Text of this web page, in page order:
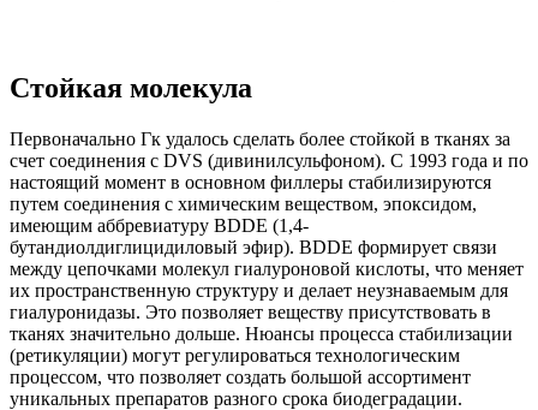
Стойкая молекула
Первоначально Гк удалось сделать более стойкой в тканях за
счет соединения с DVS (дивинилсульфоном). С 1993 года и по
настоящий момент в основном филлеры стабилизируются
путем соединения с химическим веществом, эпоксидом,
имеющим аббревиатуру BDDE (1,4-
бутандиолдиглицидиловый эфир). BDDE формирует связи
между цепочками молекул гиалуроновой кислоты, что меняет
их пространственную структуру и делает неузнаваемым для
гиалуронидазы. Это позволяет веществу присутствовать в
тканях значительно дольше. Нюансы процесса стабилизации
(ретикуляции) могут регулироваться технологическим
процессом, что позволяет создать большой ассортимент
уникальных препаратов разного срока биодеградации.